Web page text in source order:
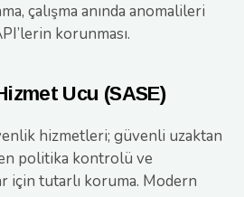
çalışma anında anomalileri
korunması.
Ucu (SASE)
hizmetleri; güvenli uzaktan
politika kontrolü ve
için tutarlı koruma. Modern